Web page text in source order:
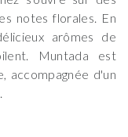
notes florales. En
arômes de
Muntada est
accompagnée d'un